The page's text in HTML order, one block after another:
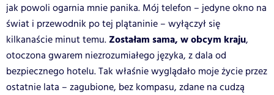
jak powoli ogarnia mnie panika. Mój telefon – jedyne okno na
świat i przewodnik po tej plątaninie – wyłączył się
kilkanaście minut temu. Zostałam sama, w obcym kraju,
otoczona gwarem niezrozumiałego języka, z dala od
bezpiecznego hotelu. Tak właśnie wyglądało moje życie przez
ostatnie lata – zagubione, bez kompasu, zdane na cudzą